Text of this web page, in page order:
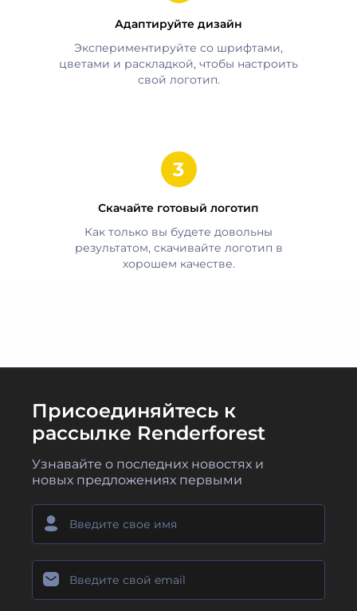
Адаптируйте дизайн
Экспериментируйте со шрифтами,
цветами и раскладкой, чтобы настроить
свой логотип.
Скачайте готовый логотип
Как только вы будете довольны
результатом, скачивайте логотип в
хорошем качестве.
Присоединяйтесь к
рассылке Renderforest
Узнавайте о последних новостях и
новых предложениях первыми